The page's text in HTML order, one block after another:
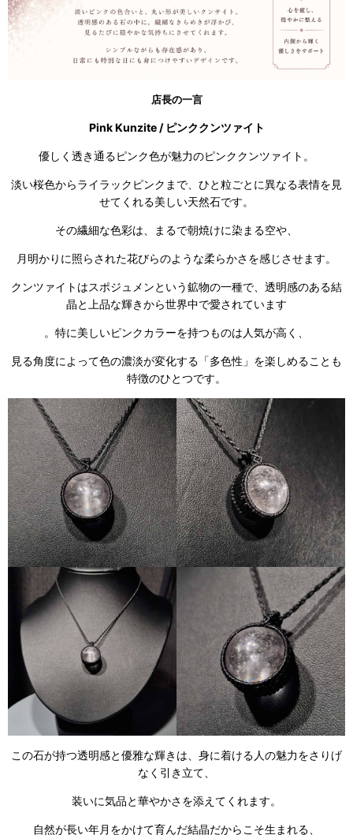
店長の一言
Pink Kunzite / ピンククンツァイト
優しく透き通るピンク色が魅力のピンククンツァイト。
淡い桜色からライラックピンクまで、ひと粒ごとに異なる表情を見
せてくれる美しい天然石です。
その繊細な色彩は、まるで朝焼けに染まる空や、
月明かりに照らされた花びらのような柔らかさを感じさせます。
クンツァイトはスポジュメンという鉱物の一種で、透明感のある結
晶と上品な輝きから世界中で愛されています
。特に美しいピンクカラーを持つものは人気が高く、
見る角度によって色の濃淡が変化する「多色性」を楽しめることも
特徴のひとつです。
この石が持つ透明感と優雅な輝きは、身に着ける人の魅力をさりげ
なく引き立て、
装いに気品と華やかさを添えてくれます。
自然が長い年月をかけて育んだ結晶だからこそ生まれる、